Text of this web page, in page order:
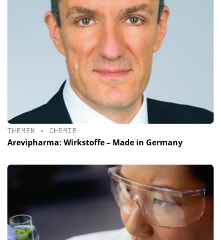
THEMEN • CHEMIE
Arevipharma: Wirkstoffe – Made in Germany